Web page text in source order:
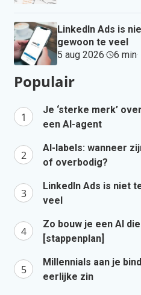
LinkedIn Ads is
gewoon te veel
5 aug 2026· 6 min·
Populair
Je ‘sterke merk’
een AI-agent
AI-labels: wanneer
of overbodig?
LinkedIn Ads is niet
veel
Zo bouw je een AI
[stappenplan]
Millennials aan je
eerlijke zin